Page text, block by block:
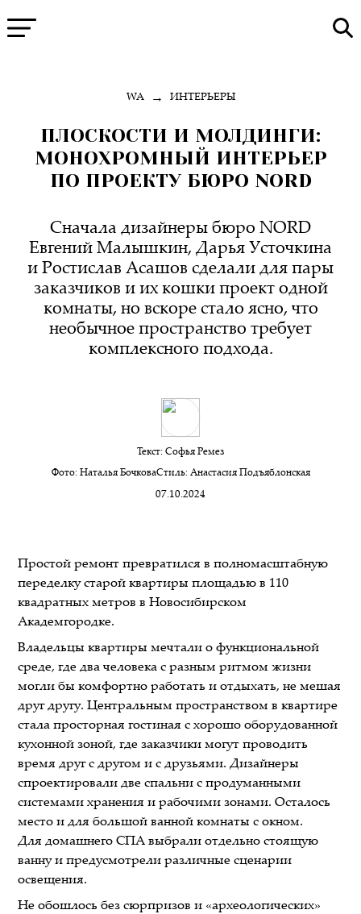
WA → ИНТЕРЬЕРЫ
ПЛОСКОСТИ И МОЛДИНГИ:
МОНОХРОМНЫЙ ИНТЕРЬЕР
ПО ПРОЕКТУ БЮРО NORD
Сначала дизайнеры бюро NORD
Евгений Малышкин, Дарья Усточкина
и Ростислав Асашов сделали для пары
заказчиков и их кошки проект одной
комнаты, но вскоре стало ясно, что
необычное пространство требует
комплексного подхода.
Текст: Софья Ремез
Фото: Наталья БочковаСтиль: Анастасия Подъяблонская
07.10.2024
Простой ремонт превратился в полномасштабную
переделку старой квартиры площадью в 110
квадратных метров в Новосибирском
Академгородке.
Владельцы квартиры мечтали о функциональной
среде, где два человека с разным ритмом жизни
могли бы комфортно работать и отдыхать, не мешая
друг другу. Центральным пространством в квартире
стала просторная гостиная с хорошо оборудованной
кухонной зоной, где заказчики могут проводить
время друг с другом и с друзьями. Дизайнеры
спроектировали две спальни с продуманными
системами хранения и рабочими зонами. Осталось
место и для большой ванной комнаты с окном.
Для домашнего СПА выбрали отдельно стоящую
ванну и предусмотрели различные сценарии
освещения.
Не обошлось без сюрпризов и «археологических»